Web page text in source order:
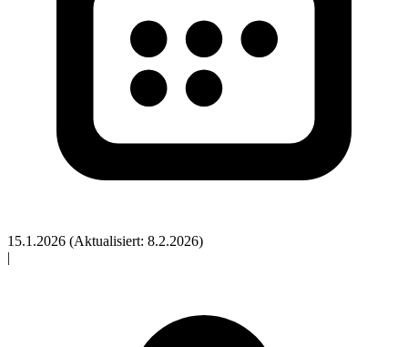
15.1.2026 (Aktualisiert: 8.2.2026)
|